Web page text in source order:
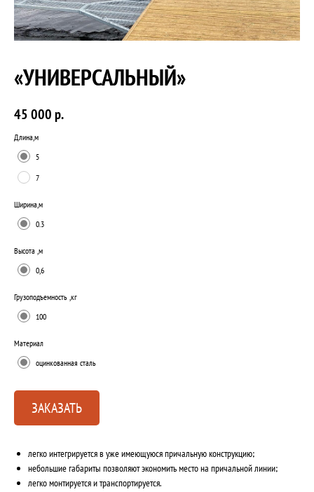
«УНИВЕРСАЛЬНЫЙ»
45 000р.
Длина,м
5
7
Ширина,м
0.3
Высота ,м
0,6
Грузоподъемность ,кг
100
Материал
оцинкованная сталь
ЗАКАЗАТЬ
легко интегрируется в уже имеющуюся причальную конструкцию;
небольшие габариты позволяют экономить место на причальной линии;
легко монтируется и транспортируется.